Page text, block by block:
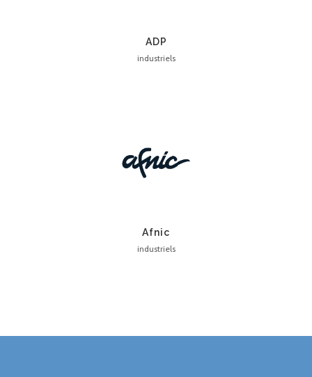
ADP
industriels
Afnic
industriels